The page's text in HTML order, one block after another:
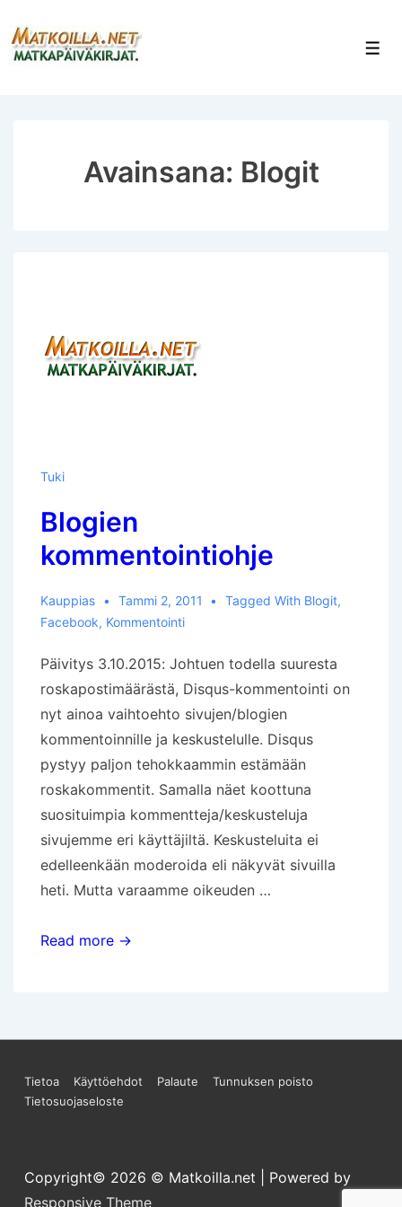
Siirry
pääsisältöön
Avainsana: Blogit
Tuki
Blogien
kommentointiohje
Kauppias Tammi 2, 2011 Tagged With Blogit,
Facebook, Kommentointi
Päivitys 3.10.2015: Johtuen todella suuresta
roskapostimäärästä, Disqus-kommentointi on
nyt ainoa vaihtoehto sivujen/blogien
kommentoinnille ja keskustelulle. Disqus
pystyy paljon tehokkaammin estämään
roskakommentit. Samalla näet koottuna
suosituimpia kommentteja/keskusteluja
sivujemme eri käyttäjiltä. Keskusteluita ei
edelleenkään moderoida eli näkyvät sivuilla
heti. Mutta varaamme oikeuden …
Blogien
Read more →
Sivun
Tietoa Käyttöehdot Palaute
Tunnuksen poisto
Tietosuojaseloste
Copyright© 2026 © Matkoilla.net
| Powered by
Responsive Theme